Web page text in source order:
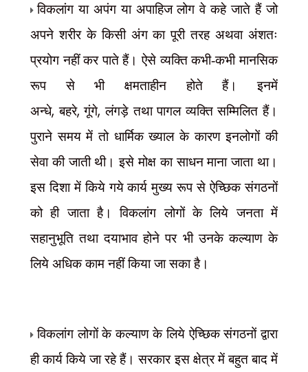
विकलांग या अपंग या अपाहिज लोग वे कहे जाते हैं जो
अपने शरीर के किसी अंग का पूरी तरह अथवा अंशतः
प्रयोग नहीं कर पाते हैं। ऐसे व्यक्ति कभी-कभी मानसिक
रूप से भी क्षमताहीन होते हैं। इनमें
अन्धे,बहरे,गूंगे,लंगड़े तथा पागल व्यक्ति सम्मिलित हैं।
पुराने समय में तो धार्मिक ख्याल के कारण इनलोगों की
सेवा की जाती थी। इसे मोक्ष का साधन माना जाता था।
इस दिशा में किये गये कार्य मुख्य रूप से ऐच्छिक संगठनों
को ही जाता है। विकलांग लोगों के लिये जनता में
सहानुभूति तथा दयाभाव होने पर भी उनके कल्याण के
लिये अधिक काम नहीं किया जा सका है।
विकलांग लोगों के कल्याण के लिये ऐच्छिक संगठनों द्वारा
ही कार्य किये जा रहे हैं। सरकार इस क्षेत्र में बहुत बाद में